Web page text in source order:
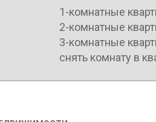
1-комнатные
2-комнатные
3-комнатные
снять комнату в